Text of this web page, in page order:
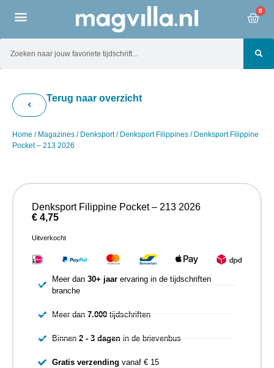
0
Terug naar overzicht
Home / Magazines / Denksport/ Denksport Filippines / Denksport Filippine
Pocket – 213 2026
Denksport Filippine Pocket – 213 2026
€ 4,75
Uitverkocht
Meer dan 30+ jaarervaring in de tijdschriften
branche
Meer dan 7.000tijdschriften
Binnen 2 - 3 dagenin de brievenbus
Gratis verzending vanaf € 15